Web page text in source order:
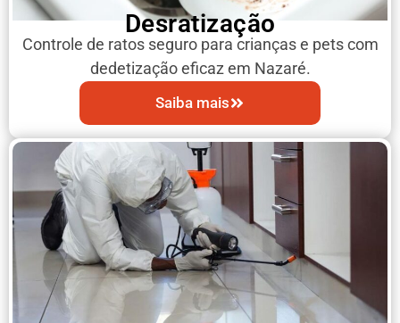
Desratização
Controle de ratos seguro para crianças e pets com
dedetização eficaz em Nazaré.
Saiba mais